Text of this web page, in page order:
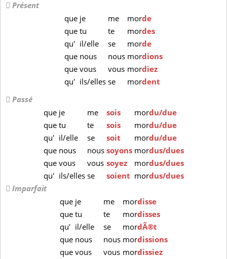
Présent
que je me morde
quetu te mordes
qu' il/elle se morde
que nous nous mordions
quevous vous mordiez
qu' ils/ellesse mordent
Passé
que je me sois mordu/due
que tu te sois mordu/due
qu' il/elle se soit mordu/due
que nous nous soyons mordus/dues
que vous vous soyez mordus/dues
qu' ils/elles se soient mordus/dues
Imparfait
que je me mordisse
que tu te mordisses
qu' il/elle se mordÃ®t
que nous nous mordissions
que vous vous mordissiez